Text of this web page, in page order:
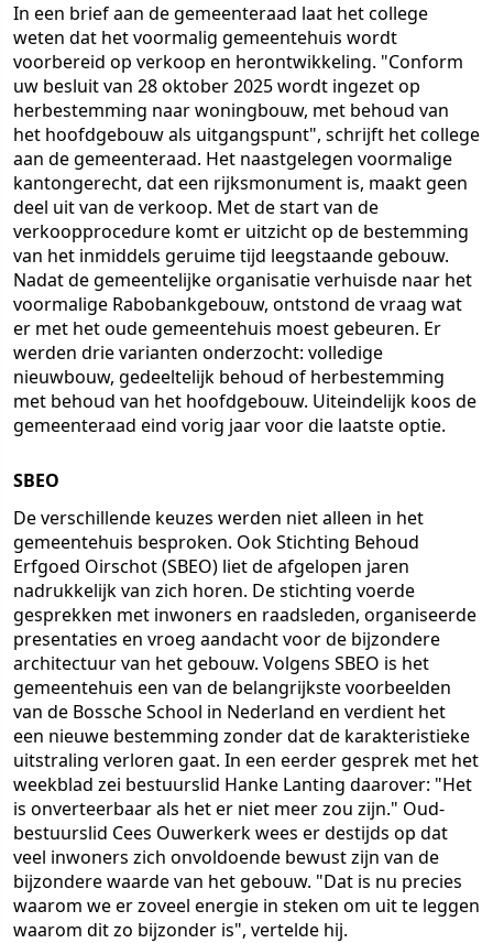
In een brief aan de gemeenteraad laat het college
weten dat het voormalig gemeentehuis wordt
voorbereid op verkoop en herontwikkeling. "Conform
uw besluit van 28 oktober 2025 wordt ingezet op
herbestemming naar woningbouw, met behoud van
het hoofdgebouw als uitgangspunt", schrijft het college
aan de gemeenteraad. Het naastgelegen voormalige
kantongerecht, dat een rijksmonument is, maakt geen
deel uit van de verkoop. Met de start van de
verkoopprocedure komt er uitzicht op de bestemming
van het inmiddels geruime tijd leegstaande gebouw.
Nadat de gemeentelijke organisatie verhuisde naar het
voormalige Rabobankgebouw, ontstond de vraag wat
er met het oude gemeentehuis moest gebeuren. Er
werden drie varianten onderzocht: volledige
nieuwbouw, gedeeltelijk behoud of herbestemming
met behoud van het hoofdgebouw. Uiteindelijk koos de
gemeenteraad eind vorig jaar voor die laatste optie.
SBEO
De verschillende keuzes werden niet alleen in het
gemeentehuis besproken. Ook Stichting Behoud
Erfgoed Oirschot (SBEO) liet de afgelopen jaren
nadrukkelijk van zich horen. De stichting voerde
gesprekken met inwoners en raadsleden, organiseerde
presentaties en vroeg aandacht voor de bijzondere
architectuur van het gebouw. Volgens SBEO is het
gemeentehuis een van de belangrijkste voorbeelden
van de Bossche School in Nederland en verdient het
een nieuwe bestemming zonder dat de karakteristieke
uitstraling verloren gaat. In een eerder gesprek met het
weekblad zei bestuurslid Hanke Lanting daarover: "Het
is onverteerbaar als het er niet meer zou zijn." Oud-
bestuurslid Cees Ouwerkerk wees er destijds op dat
veel inwoners zich onvoldoende bewust zijn van de
bijzondere waarde van het gebouw. "Dat is nu precies
waarom we er zoveel energie in steken om uit te leggen
waarom dit zo bijzonder is", vertelde hij.